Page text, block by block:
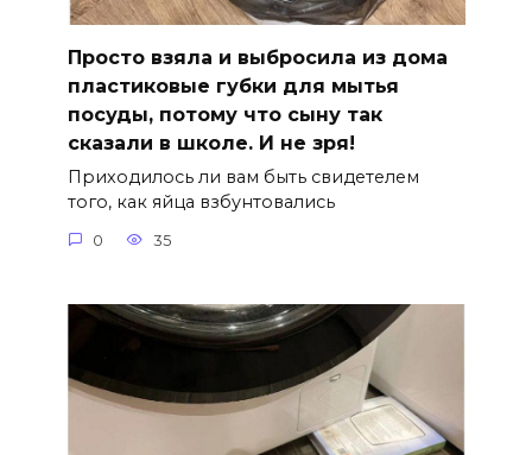
Просто взяла и выбросила из дома
пластиковые губки для мытья
посуды, потому что сыну так
сказали в школе. И не зря!
Приходилось ли вам быть свидетелем
того, как яйца взбунтовались
0 35